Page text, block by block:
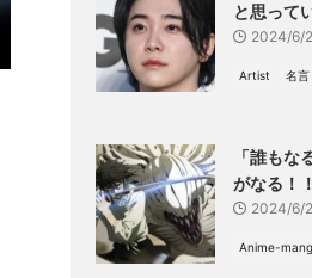
と思って
2024/6/
Artist 名言
「誰もな
がなる！
2024/6/
Anime-